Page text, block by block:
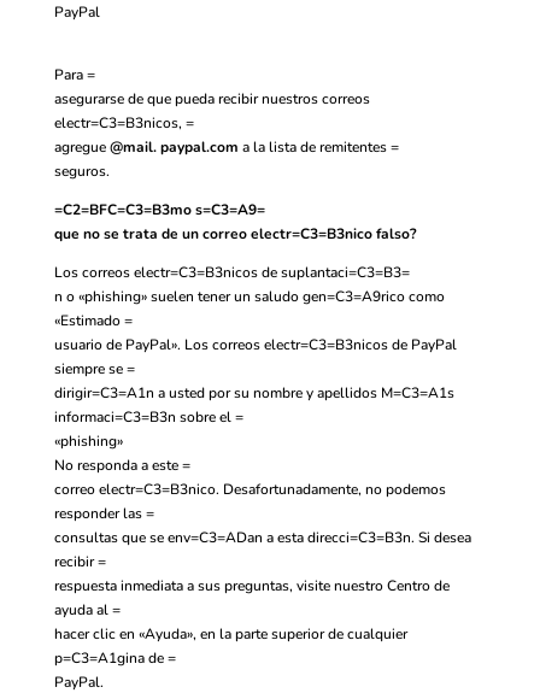
PayPal
Para =
asegurarse de que pueda recibir nuestros correos
electr=C3=B3nicos, =
agregue @mail. paypal.com a la lista de remitentes =
seguros.
=C2=BFC=C3=B3mo s=C3=A9=
que no se trata de un correo electr=C3=B3nico falso?
Los correos electr=C3=B3nicos de suplantaci=C3=B3=
n o «phishing» suelen tener un saludo gen=C3=A9rico como
«Estimado =
usuario de PayPal». Los correos electr=C3=B3nicos de PayPal
siempre se =
dirigir=C3=A1n a usted por su nombre y apellidos M=C3=A1s
informaci=C3=B3n sobre el =
«phishing»
No responda a este =
correo electr=C3=B3nico. Desafortunadamente, no podemos
responder las =
consultas que se env=C3=ADan a esta direcci=C3=B3n. Si desea
recibir =
respuesta inmediata a sus preguntas, visite nuestro Centro de
ayuda al =
hacer clic en «Ayuda», en la parte superior de cualquier
p=C3=A1gina de =
PayPal.